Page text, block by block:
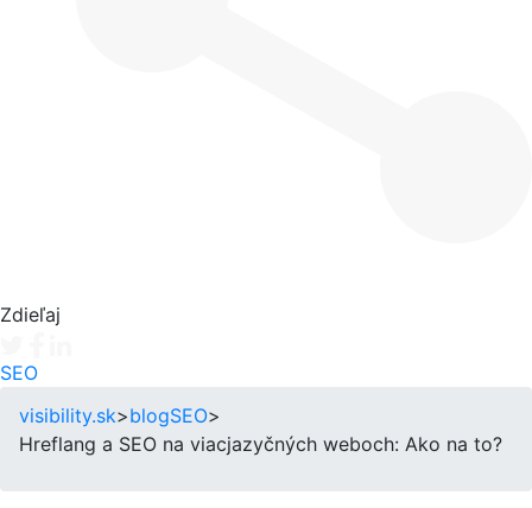
Zdieľaj
SEO
visibility.sk>blogSEO>
Hreflang a SEO na viacjazyčných weboch: Ako na to?